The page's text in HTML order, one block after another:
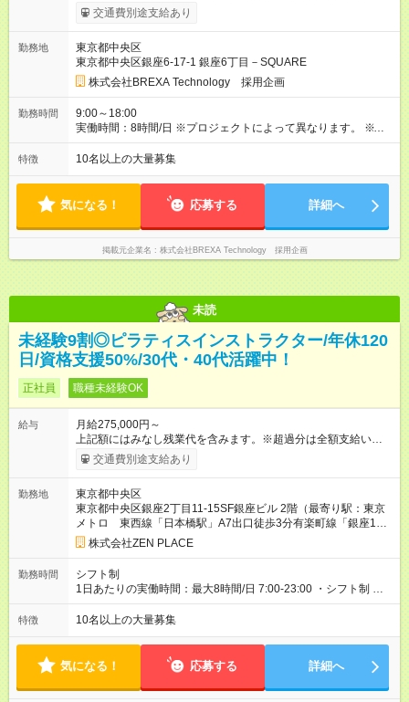
族、赴任等）が支給されます。 ★スキル・経験年数・年齢等も
考慮し、話し合いの上で決定します。 【試用期間】試用期間あ
す。
交通費別途支給あり
勤務地
東京都中央区
東京都中央区銀座6-17-1 銀座6丁目－SQUARE
株式会社BREXA Technology 採用企画
勤務時間
9:00～18:00
実働時間：8時間/日 ※プロジェクトによって異なります。 ※サ
ービス残業はございません。残業代1分単位で支給。
特徴 10名以上の大量募集
気になる！ 応募する 詳細へ
掲載元企業名 株式会社BREXA Technology 採用企画
未読
未経験9割◎ピラティスインストラクター/年休120
日/資格支援50%/30代・40代活躍中！
正社員 職種未経験OK
給与
月給275,000円～
上記額にはみなし残業代を含みます。※超過分は全額支給いたし
ます。 みなし残業代 48,900円／月 みなし残業時間 30時間／月
上記額にはみなし残業代を含みます。（超過分は全額支給しま
900円含む)※試用期間３ヶ月あり（給与/労働時要件は同条件）
<年収例> ■理学療法士（PT）出身入社年数：5年目 年代：30代
前半 年収：約5，756，000円（＝基本給×12か月＋賞与） 備
考：PT資格を活かし、コース開発・プロダクト開発へ貢献 ■OL
出身 入社年数：5年目 年収：約5，560，000円（＝基本給×12か
月＋賞与） 備考：翻訳業務など、グローバル事業への貢献手当
を含む ■研修担当＋リーダー職 入社年数：15年目 年収：約11，
コース開発の担当として貢献手当を含む 【試用期間】試用期間
あり 試用期間の長さ：3ヶ月 雇用形態、給与は本採用時と同じ
です。
交通費別途支給あり
勤務地
東京都中央区
東京都中央区銀座2丁目11-15SF銀座ビル 2階（最寄り駅：東京
メトロ 東西線「日本橋駅」A7出口徒歩3分有楽町線「銀座1丁
目駅」10番出口 徒歩1分東京メトロ日比谷線「東銀座駅」5番出
口徒歩1分＊全国にスタジオがあります！転勤あり全国勤務型の
募集です）
株式会社ZEN PLACE
勤務時間
シフト制
1日あたりの実働時間：最大8時間/日 7:00-23:00 ・シフト制 ※週
の勤務時間は40時間 ※実働8時間（休憩1時間）
特徴 10名以上の大量募集
気になる！ 応募する 詳細へ